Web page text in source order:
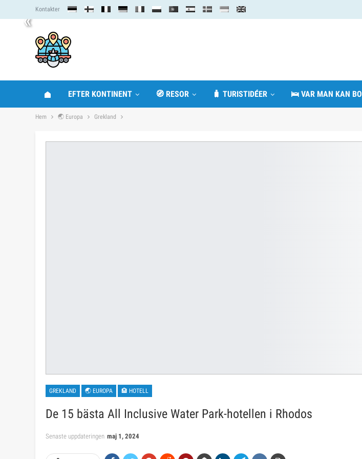
« Kontakter
EFTER KONTINENT 🧭 RESOR 🧳 TURISTIDÉER 🛌 VAR MAN KAN BO
Hem 🌏 Europa Grekland
GREKLAND 🌏 EUROPA 🏨 HOTELL
De 15 bästa All Inclusive Water Park-hotellen i Rhodos
Senaste uppdateringen maj 1, 2024